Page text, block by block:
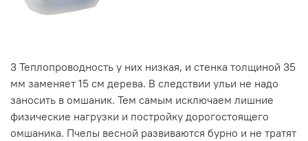
3 Теплопроводность у них низкая, и стенка толщиной 35
мм заменяет 15 см дерева. В следствии ульи не надо
заносить в омшаник. Тем самым исключаем лишние
физические нагрузки и постройку дорогостоящего
омшаника. Пчелы весной развиваются бурно и не тратят